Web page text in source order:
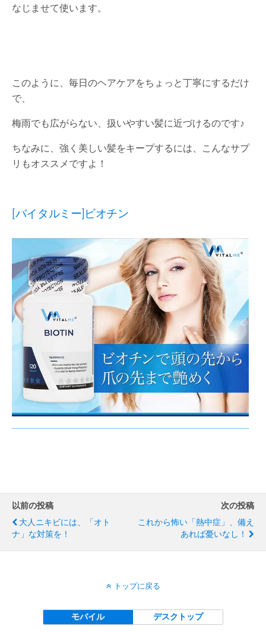
なじませて使います。
このように、毎日のヘアケアをちょっと丁寧にするだけ
で、
梅雨でも広がらない、扱いやすい髪に近づけるのです♪
ちなみに、強く美しい髪をキープするには、こんなサプ
リもオススメですよ！
[バイタルミー]ビオチン
以前の投稿
大人ニキビには、「オト
ナ」な対策を！
次の投稿
これから怖い「熱中症」、備え
あれば憂いなし！
トップに戻る
モバイル デスクトップ